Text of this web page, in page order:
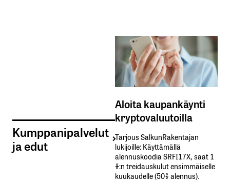
Kumppanipalvelut
ja edut
Aloita kaupankäynti
kryptovaluutoilla
Tarjous SalkunRakentajan
lukijoille: Käyttämällä​ ​
alennuskoodia​ ​SRFI17X,​ ​saat​ ​1
%:n treidauskulut​ ​ensimmäiselle​ ​
kuukaudelle​ ​(50%​ ​alennus).